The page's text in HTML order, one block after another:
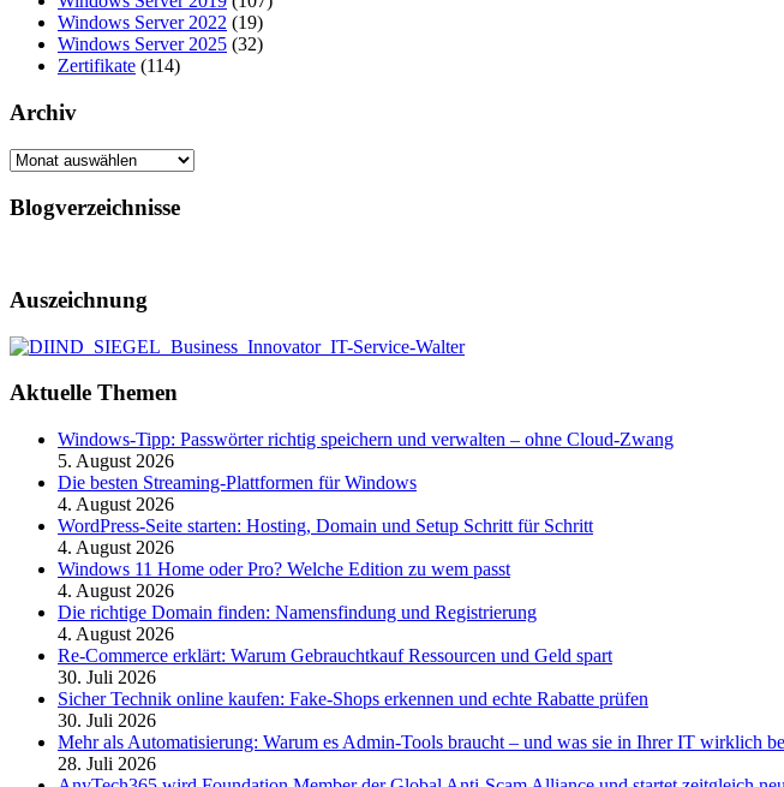
Windows Server 2022 (19)
Windows Server 2025 (32)
Zertifikate (114)
Archiv
Archiv
Blogverzeichnisse
Auszeichnung
Aktuelle Themen
Windows-Tipp: Passwörter richtig speichern und verwalten – ohne Cloud-Zwang
5. August 2026
Die besten Streaming-Plattformen für Windows
4. August 2026
WordPress-Seite starten: Hosting, Domain und Setup Schritt für Schritt
4. August 2026
Windows 11 Home oder Pro? Welche Edition zu wem passt
4. August 2026
Die richtige Domain finden: Namensfindung und Registrierung
4. August 2026
Re-Commerce erklärt: Warum Gebrauchtkauf Ressourcen und Geld spart
30. Juli 2026
Sicher Technik online kaufen: Fake-Shops erkennen und echte Rabatte prüfen
30. Juli 2026
Mehr als Automatisierung: Warum es Admin-Tools braucht – und was sie in Ihrer IT wirklich
28. Juli 2026